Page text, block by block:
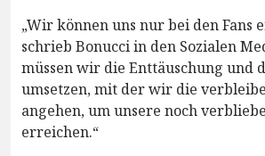
„Wir können uns nur bei den Fans
schrieb Bonucci in den Sozialen
müssen wir die Enttäuschung und
umsetzen, mit der wir die
angehen, um unsere noch
erreichen.“